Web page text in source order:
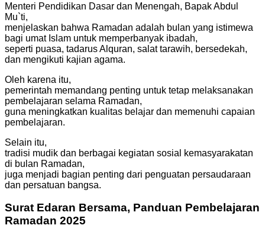
Menteri Pendidikan Dasar dan Menengah, Bapak Abdul
Mu`ti,
menjelaskan bahwa Ramadan adalah bulan yang istimewa
bagi umat Islam untuk memperbanyak ibadah,
seperti puasa, tadarus Alquran, salat tarawih, bersedekah,
dan mengikuti kajian agama.
Oleh karena itu,
pemerintah memandang penting untuk tetap melaksanakan
pembelajaran selama Ramadan,
guna meningkatkan kualitas belajar dan memenuhi capaian
pembelajaran.
Selain itu,
tradisi mudik dan berbagai kegiatan sosial kemasyarakatan
di bulan Ramadan,
juga menjadi bagian penting dari penguatan persaudaraan
dan persatuan bangsa.
Surat Edaran Bersama, Panduan Pembelajaran
Ramadan 2025